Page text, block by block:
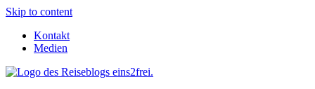
Skip to content
Kontakt
Medien